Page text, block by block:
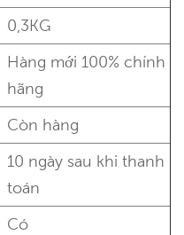
0,3KG
Hàng mới 100% chính
hãng
Còn hàng
10 ngày sau khi thanh
toán
Có